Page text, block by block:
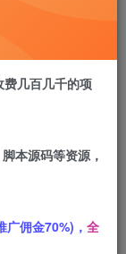
千元
几百几千的项
本源码等资源，
广佣金70%)， 全